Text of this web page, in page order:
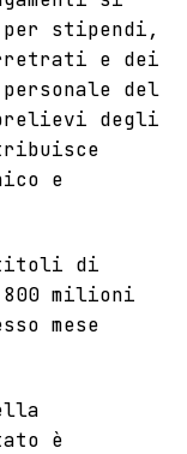
per stipendi,
e dei
del
prelievi degli
e
titoli di
milioni
mese
è